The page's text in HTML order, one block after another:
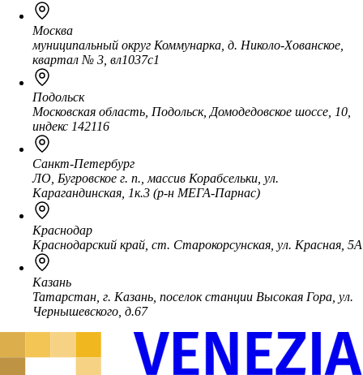
Москва
муниципальный округ Коммунарка, д. Николо-Хованское,
квартал № 3, вл1037с1
Подольск
Московская область, Подольск, Домодедовское шоссе, 10,
индекс 142116
Санкт-Петербург
ЛО, Бугровское г. п., массив Корабсельки, ул.
Карагандинская, 1к.3 (р-н МЕГА-Парнас)
Краснодар
Краснодарский край, ст. Старокорсунская, ул. Красная, 5А
Казань
Татарстан, г. Казань, поселок станции Высокая Гора, ул.
Чернышевского, д.67